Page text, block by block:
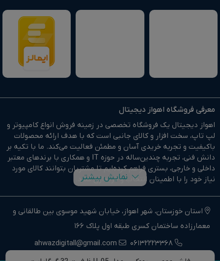
معرفی فروشگاه اهواز دیجیتال
اهواز دیجیتال یک فروشگاه تخصصی در زمینه فروش انواع کامپیوتر و
لپ تاپ، سخت افزار و کالای جانبی است که با هدف ارائه محصولات
باکیفیت و تجربه خریدی آسان و مطمئن فعالیت می‌کند. ما با تکیه بر
دانش فنی، تجربه چندین‌ساله در حوزه IT و همکاری با برندهای معتبر
داخلی و خارجی، بستری فراهم کرده‌ایم تا مشتریان بتوانند کالای مورد
نیاز خود را با اطمینان انتخاب و خریداری کنند.
در وبسایت اهواز دیجیتال براحتی خرید آنلاین انجام دهید و در
کوتاهترین زمان ممکن کالای خود را تحویل بگیرید.
ما وارد کننده مستقیم انواع کامپیوتر،لپ تاپ و سخت افزار استوک و
اوپن باکس در جنوب غرب کشور هستیم.
اهواز دیجیتال نماینده فروش و خدمات انواع کامپیوترهای خانگی و
نمایش بیشتر
استان خوزستان، شهر اهواز، خیابان شهید موسوی بین طالقانی و
معمارزاده ساختمان کسری طبقه اول پلاک 166
06132223368
ahwazdigitall@gmail.com